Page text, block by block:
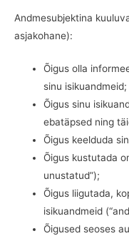
Andmesubjektina
asjakohane):
Õigus olla
sinu isikuandmeid;
Õigus sinu
ebatäpsed ning
Õigus keelduda
Õigus kustutada
unustatud”);
Õigus liigutada,
isikuandmeid
Õigused seoses